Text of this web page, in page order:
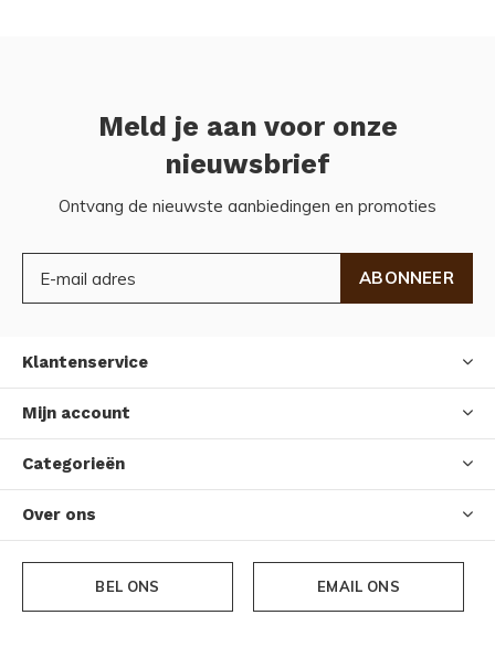
Meld je aan voor onze
nieuwsbrief
Ontvang de nieuwste aanbiedingen en promoties
ABONNEER
Klantenservice
Mijn account
Categorieën
Over ons
BEL ONS EMAIL ONS